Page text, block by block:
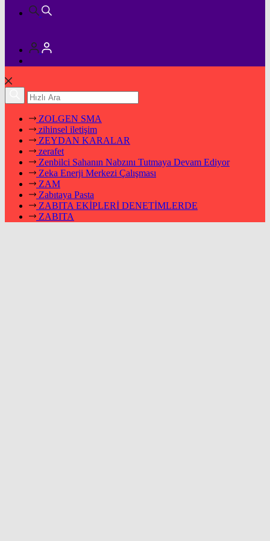
ZOLGEN SMA
zihinsel iletişim
ZEYDAN KARALAR
zerafet
Zenbilci Sahanın Nabzını Tutmaya Devam Ediyor
Zeka Enerji Merkezi Çalışması
ZAM
Zabıtaya Pasta
ZABITA EKİPLERİ DENETİMLERDE
ZABITA